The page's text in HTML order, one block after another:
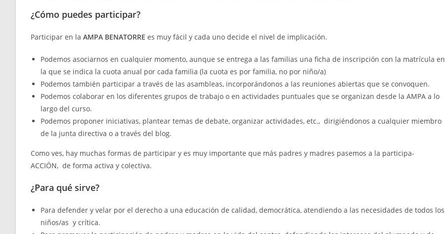
¿Cómo puedes participar?
Participar en la AMPA BENATORRE es muy fácil y cada uno decide el nivel de implicación.
Podemos asociarnos en cualquier momento, aunque se entrega a las familias una ficha de inscripción con la matrícula en
la que se indica la cuota anual por cada familia (la cuota es por familia, no por niño/a)
Podemos también participar a través de las asambleas, incorporándonos a las reuniones abiertas que se convoquen.
Podemos colaborar en los diferentes grupos de trabajo o en actividades puntuales que se organizan desde la AMPA a lo
largo del curso.
Podemos proponer iniciativas, plantear temas de debate, organizar actividades, etc., dirigiéndonos a cualquier miembro
de la junta directiva o a través del blog.
Como ves, hay muchas formas de participar y es muy importante que más padres y madres pasemos a la participa-
ACCIÓN, de forma activa y colectiva.
¿Para qué sirve?
Para defender y velar por el derecho a una educación de calidad, democrática, atendiendo a las necesidades de todos los
niños/as y crítica.